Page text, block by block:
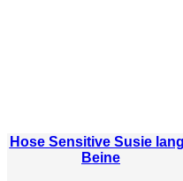
Hose Sensitive Susie
Beine